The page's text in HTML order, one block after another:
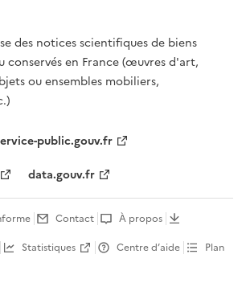
des notices scientifiques de biens
conservés en France (œuvres d'art,
ou ensembles mobiliers,
public.gouv.fr
data.gouv.fr
Contact
À propos
Statistiques Centre d’aide
Plan